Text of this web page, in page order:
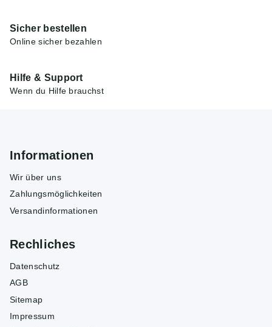
Sicher bestellen
Online sicher bezahlen
Hilfe & Support
Wenn du Hilfe brauchst
Informationen
Wir über uns
Zahlungsmöglichkeiten
Versandinformationen
Rechliches
Datenschutz
AGB
Sitemap
Impressum